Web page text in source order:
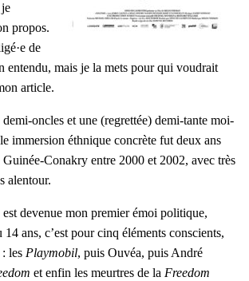
pro­pos.
de
enten­du, mais je la mets pour qui vou­drait
article.
demi-oncles et une (regret­tée) demi-tante moi­
immer­sion éth­nique concrète fut deux ans
Gui­née-Cona­kry entre 2000 et 2002, avec très
alen­tour.
deve­nue mon pre­mier émoi poli­tique,
14 ans, c’est pour cinq élé­ments conscients,
les Play­mo­bil, puis Ouvéa, puis André
et enfin les meurtres de la Free­dom